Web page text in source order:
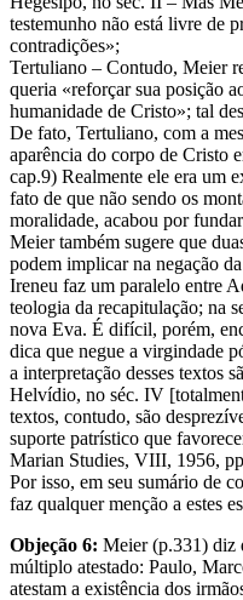
testemunho não está livre de
contradições»;
Tertuliano – Contudo, Meier
queria «reforçar sua posição
humanidade de Cristo»; tal
De fato, Tertuliano, com a
aparência do corpo de Cristo
cap.9) Realmente ele era um
fato de que não sendo os
moralidade, acabou por
Meier também sugere que
podem implicar na negação
Ireneu faz um paralelo entre
teologia da recapitulação; na
nova Eva. É difícil, porém,
dica que negue a virgindade
a interpretação desses textos
Helvídio, no séc. IV
textos, contudo, são
suporte patrístico que
Marian Studies, VIII, 1956,
Por isso, em seu sumário de
faz qualquer menção a estes
Objeção 6: Meier (p.331) diz
múltiplo atestado: Paulo,
atestam a existência dos